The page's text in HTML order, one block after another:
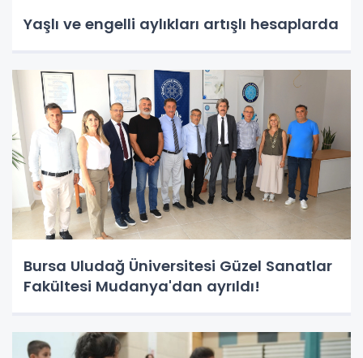
Yaşlı ve engelli aylıkları artışlı hesaplarda
Bursa Uludağ Üniversitesi Güzel Sanatlar
Fakültesi Mudanya'dan ayrıldı!